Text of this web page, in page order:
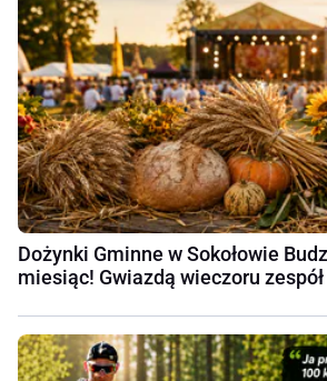
Dożynki Gminne w Sokołowie
miesiąc! Gwiazdą wieczoru